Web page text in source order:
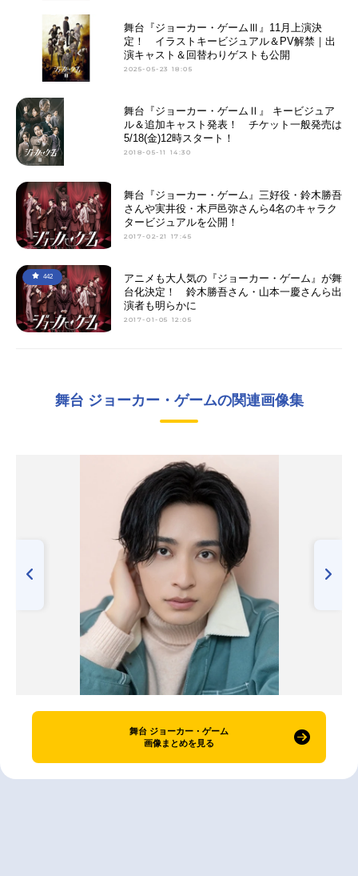
舞台『ジョーカー・ゲームⅢ』11月上演決
定！ イラストキービジュアル＆PV解禁｜出
演キャスト＆回替わりゲストも公開
2025-05-23 18:05
舞台『ジョーカー・ゲームⅡ』 キービジュア
ル＆追加キャスト発表！ チケット一般発売は
5/18(金)12時スタート！
2018-05-11 14:30
舞台『ジョーカー・ゲーム』三好役・鈴木勝吾
さんや実井役・木戸邑弥さんら4名のキャラク
タービジュアルを公開！
2017-02-21 17:45
442
アニメも大人気の『ジョーカー・ゲーム』が舞
台化決定！ 鈴木勝吾さん・山本一慶さんら出
演者も明らかに
2017-01-05 12:05
舞台 ジョーカー・ゲームの関連画像集
舞台 ジョーカー・ゲーム
画像まとめを見る